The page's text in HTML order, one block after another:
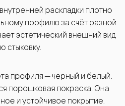
раскладки плотно
профилю за счёт разной
эстетический внешний вид
стыковку.
профиля — черный и белый.
порошковая покраска. Она
и устойчивое покрытие.